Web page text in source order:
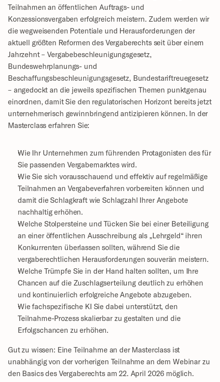
Teilnahmen an öffentlichen Auftrags- und
Konzessionsvergaben erfolgreich meistern. Zudem werden wir
die wegweisenden Potentiale und Herausforderungen der
aktuell größten Reformen des Vergaberechts seit über einem
Jahrzehnt – Vergabebeschleunigungsgesetz,
Bundeswehrplanungs- und
Beschaffungsbeschleunigungsgesetz, Bundestariftreuegesetz
– angedockt an die jeweils spezifischen Themen punktgenau
einordnen, damit Sie den regulatorischen Horizont bereits jetzt
unternehmerisch gewinnbringend antizipieren können. In der
Masterclass erfahren Sie:
Wie Ihr Unternehmen zum führenden Protagonisten des für
Sie passenden Vergabemarktes wird.
Wie Sie sich vorausschauend und effektiv auf regelmäßige
Teilnahmen an Vergabeverfahren vorbereiten können und
damit die Schlagkraft wie Schlagzahl Ihrer Angebote
nachhaltig erhöhen.
Welche Stolpersteine und Tücken Sie bei einer Beteiligung
an einer öffentlichen Ausschreibung als „Lehrgeld“ ihren
Konkurrenten überlassen sollten, während Sie die
vergaberechtlichen Herausforderungen souverän meistern.
Welche Trümpfe Sie in der Hand halten sollten, um Ihre
Chancen auf die Zuschlagserteilung deutlich zu erhöhen
und kontinuierlich erfolgreiche Angebote abzugeben.
Wie fachspezifische KI Sie dabei unterstützt, den
Teilnahme-Prozess skalierbar zu gestalten und die
Erfolgschancen zu erhöhen.
Gut zu wissen: Eine Teilnahme an der Masterclass ist
unabhängig von der vorherigen Teilnahme an dem Webinar zu
den Basics des Vergaberechts am 22. April 2026 möglich.